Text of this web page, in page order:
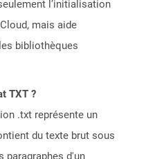
l’initialisation
mais aide
bibliothèques
TXT ?
.txt représente un
du texte brut sous
paragraphes d'un